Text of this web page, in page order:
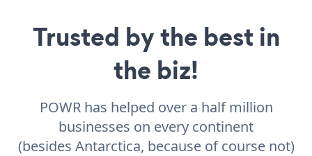
Trusted by the best in
the biz!
POWR has helped over a half million
businesses on every continent
(besides Antarctica, because of course not)